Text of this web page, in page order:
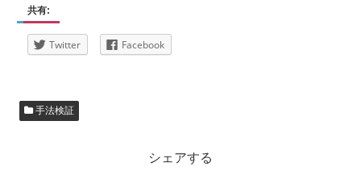
共有:
Twitter Facebook
手法検証
シェアする